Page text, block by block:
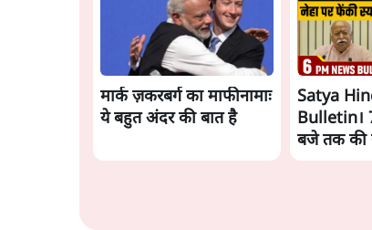
मार्क ज़करबर्ग का माफीनामाः
ये बहुत अंदर की बात है
Satya
Bulletin।
बजे तक की